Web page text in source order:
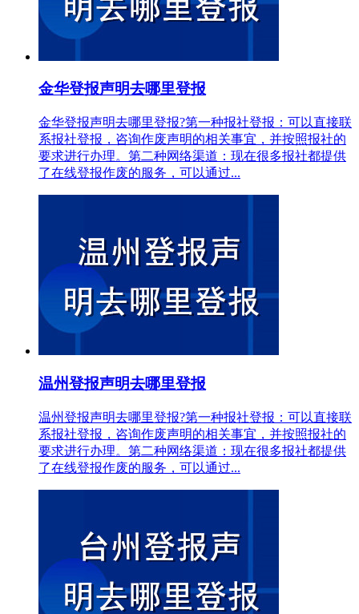
金华登报声明去哪里登报
金华登报声明去哪里登报?第一种报社登报：可以直接联
系报社登报，咨询作废声明的相关事宜，并按照报社的
要求进行办理。第二种网络渠道：现在很多报社都提供
了在线登报作废的服务，可以通过...
温州登报声明去哪里登报
温州登报声明去哪里登报?第一种报社登报：可以直接联
系报社登报，咨询作废声明的相关事宜，并按照报社的
要求进行办理。第二种网络渠道：现在很多报社都提供
了在线登报作废的服务，可以通过...